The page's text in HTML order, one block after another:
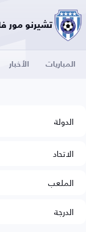
تشيرنو مور فارنا (
المباريات الأخبار
الدولة
الاتحاد
الملعب
الدرجة